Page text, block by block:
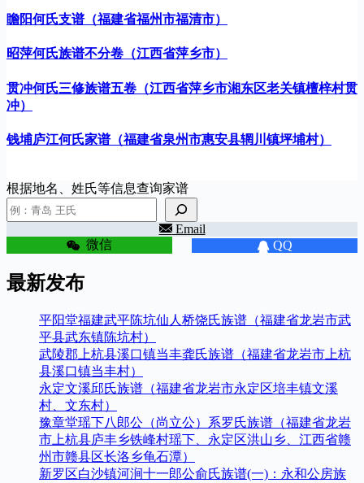
瞻阳何氏支谱（福建省福州市福清市）
昭萍何氏族谱不分卷（江西省萍乡市）
贯冲何氏三修族谱五卷（江西省萍乡市湘东区老关镇檀梓村贯
冲）
钱埔庐江何氏家谱（福建省泉州市惠安县辋川镇坪埔村）
根据地名、姓氏等信息查询家谱
Email
微信 QQ
最新发布
平阳堂福建武平陈坑仙人桥饶氏族谱（福建省龙岩市武
平县武东镇陈坑村）
武陵郡上杭县溪口镇当丰龚氏族谱（福建省龙岩市上杭
县溪口镇当丰村）
永定文溪邱氏族谱（福建省龙岩市永定区培丰镇文溪
村、文东村）
豫章堂瑶下八郎公（尚立公）系罗氏族谱（福建省龙岩
市上杭县庐丰乡铁峰村瑶下、永定区洪山乡、江西省赣
州市赣县区长洛乡龟石潭）
新罗区白沙镇河涧十一郎公俞氏族谱(一)：永和公房族